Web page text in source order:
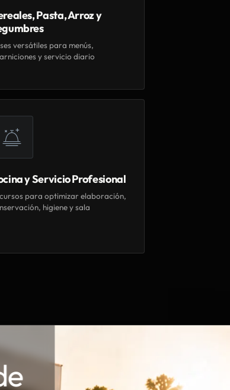
Pasta, Arroz y
versátiles para menús,
y servicio diario
y Servicio Profesional
para optimizar elaboración,
higiene y sala